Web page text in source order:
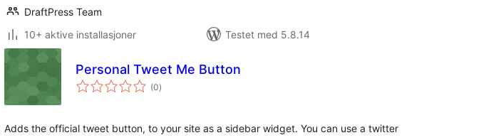
DraftPress Team
10+ aktive installasjoner
Testet med 5.8.14
Personal Tweet Me Button
(0totale
vurderinger
)
Adds the official tweet button, to your site as a sidebar widget. You can use a twitter